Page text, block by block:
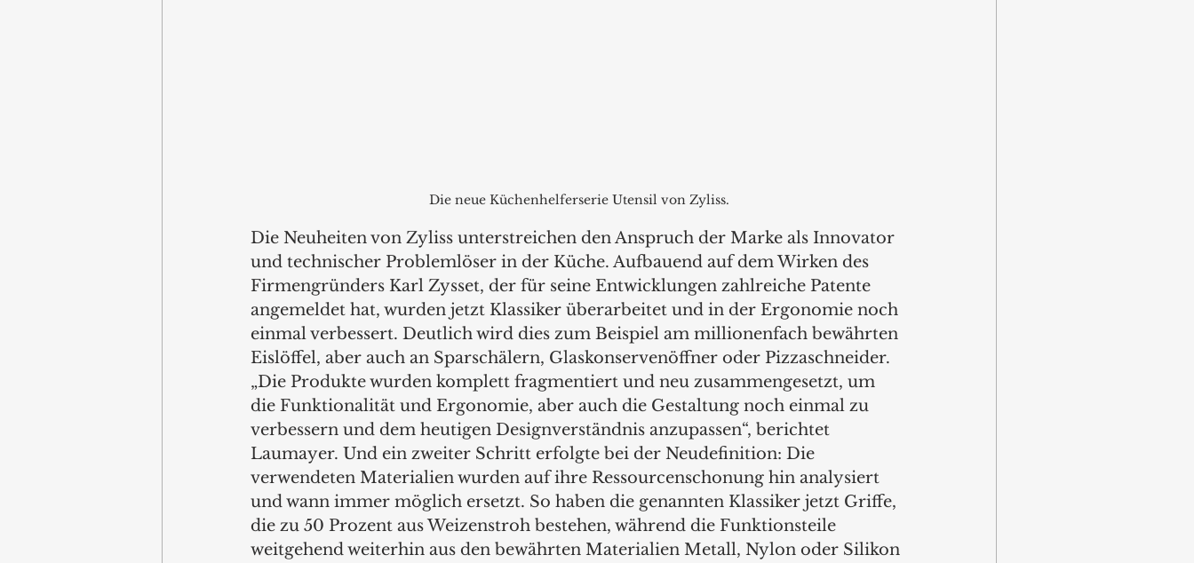
Die neue Küchenhelferserie Utensil von Zyliss.
Die Neuheiten von Zyliss unterstreichen den Anspruch der Marke als Innovator
und technischer Problemlöser in der Küche. Aufbauend auf dem Wirken des
Firmengründers Karl Zysset, der für seine Entwicklungen zahlreiche Patente
angemeldet hat, wurden jetzt Klassiker überarbeitet und in der Ergonomie noch
einmal verbessert. Deutlich wird dies zum Beispiel am millionenfach bewährten
Eislöffel, aber auch an Sparschälern, Glaskonservenöffner oder Pizzaschneider.
„Die Produkte wurden komplett fragmentiert und neu zusammengesetzt, um
die Funktionalität und Ergonomie, aber auch die Gestaltung noch einmal zu
verbessern und dem heutigen Designverständnis anzupassen“, berichtet
Laumayer. Und ein zweiter Schritt erfolgte bei der Neudefinition: Die
verwendeten Materialien wurden auf ihre Ressourcenschonung hin analysiert
und wann immer möglich ersetzt. So haben die genannten Klassiker jetzt Griffe,
die zu 50 Prozent aus Weizenstroh bestehen, während die Funktionsteile
weitgehend weiterhin aus den bewährten Materialien Metall, Nylon oder Silikon